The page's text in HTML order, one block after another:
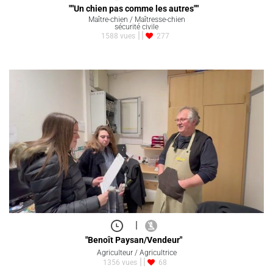
""Un chien pas comme les autres""
Maître-chien / Maîtresse-chien
sécurité civile
1588 vues
277
|
"Benoît Paysan/Vendeur"
Agriculteur / Agricultrice
1356 vues
68